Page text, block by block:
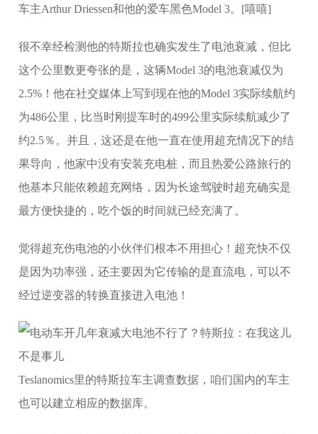
车主Arthur Driessen和他的爱车黑色Model 3。[嘻嘻]
很不幸经检测他的特斯拉也确实发生了电池衰减，但比
这个公里数更夸张的是，这辆Model 3的电池衰减仅为
2.5%！他在社交媒体上写到现在他的Model 3实际续航约
为486公里，比当时刚提车时的499公里实际续航减少了
约2.5％。并且，这还是在他一直在使用超充情况下的结
果导向，他家中没有安装充电桩，而且热爱公路旅行的
他基本只能依赖超充网络，因为长途驾驶时超充确实是
最方便快捷的，吃个饭的时间就已经充满了。
觉得超充伤电池的小伙伴们根本不用担心！超充快不仅
是因为功率强，还主要因为它传输的是直流电，可以不
经过逆变器的转换直接进入电池！
Teslanomics里的特斯拉车主调查数据，咱们国内的车主
也可以建立相应的数据库。